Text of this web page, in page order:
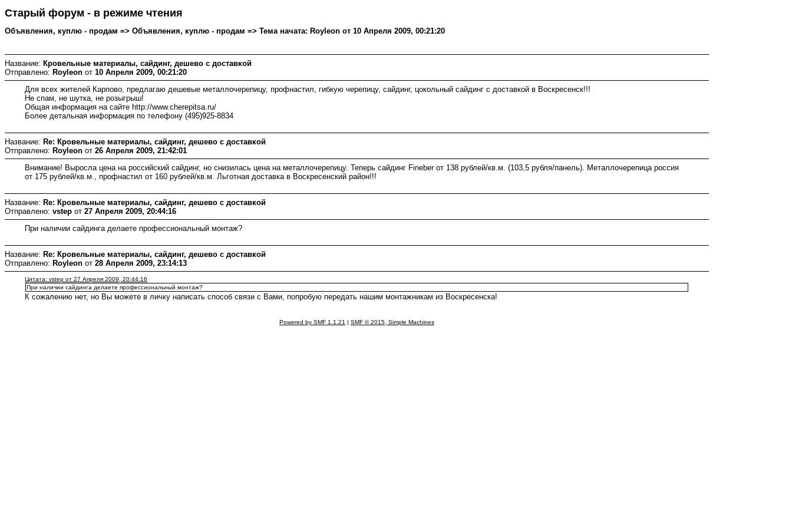
Старый форум - в режиме чтения
Объявления, куплю - продам => Объявления, куплю - продам => Тема начата: Royleon от 10 Апреля 2009, 00:21:20
Название: Кровельные материалы, сайдинг, дешево с доставкой
Отправлено: Royleon от 10 Апреля 2009, 00:21:20
Для всех жителей Карпово, предлагаю дешевые металлочерепицу, профнастил, гибкую черепицу, сайдинг, цокольный сайдинг с доставкой в Воскресенск!!!
Не спам, не шутка, не розыгрыш!
Общая информация на сайте http://www.cherepitsa.ru/
Более детальная информация по телефону (495)925-8834
Название: Re: Кровельные материалы, сайдинг, дешево с доставкой
Отправлено: Royleon от 26 Апреля 2009, 21:42:01
Внимание! Выросла цена на российский сайдинг, но снизилась цена на металлочерепицу. Теперь сайдинг Fineber от 138 рублей/кв.м. (103,5 рубля/панель). Металлочерепица россия
от 175 рублей/кв.м., профнастил от 160 рублей/кв.м. Льготная доставка в Воскресенский район!!!
Название: Re: Кровельные материалы, сайдинг, дешево с доставкой
Отправлено: vstep от 27 Апреля 2009, 20:44:16
При наличии сайдинга делаете профессиональный монтаж?
Название: Re: Кровельные материалы, сайдинг, дешево с доставкой
Отправлено: Royleon от 28 Апреля 2009, 23:14:13
Цитата: vstep от 27 Апреля 2009, 20:44:16
При наличии сайдинга делаете профессиональный монтаж?
К сожалению нет, но Вы можете в личку написать способ связи с Вами, попробую передать нашим монтажникам из Воскресенска!
Powered by SMF 1.1.21 | SMF © 2015, Simple Machines